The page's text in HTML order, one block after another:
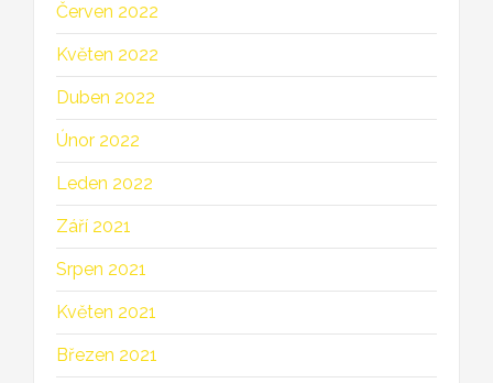
Červen 2022
Květen 2022
Duben 2022
Únor 2022
Leden 2022
Září 2021
Srpen 2021
Květen 2021
Březen 2021